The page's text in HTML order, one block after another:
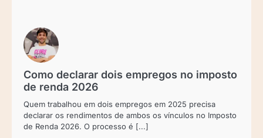
Como declarar dois empregos no imposto
de renda 2026
Quem trabalhou em dois empregos em 2025 precisa
declarar os rendimentos de ambos os vínculos no Imposto
de Renda 2026. O processo é [...]